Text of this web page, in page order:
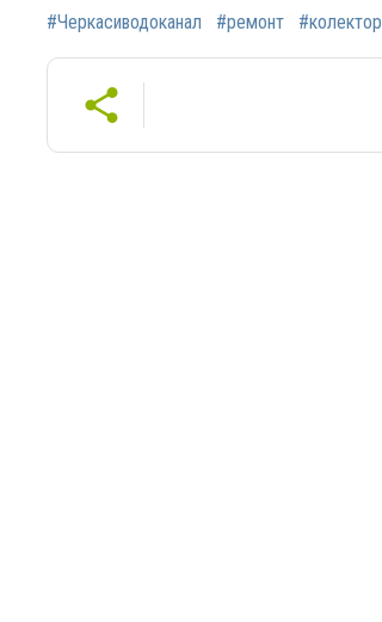
#Черкасиводоканал #ремонт #колектор